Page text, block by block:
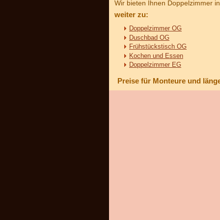
Wir bieten Ihnen Doppelzimmer
weiter zu:
Doppelzimmer OG
Duschbad OG
Frühstückstisch OG
Kochen und Essen
Doppelzimmer EG
Preise für Monteure und